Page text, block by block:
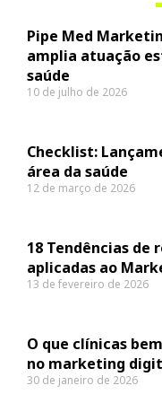
Pipe Med
amplia atuação
saúde
10 de julho de 2026
Checklist:
área da saúde
12 de março de 2026
18 Tendências de
aplicadas ao
13 de fevereiro de 2026
O que clínicas
no marketing
30 de janeiro de 2026